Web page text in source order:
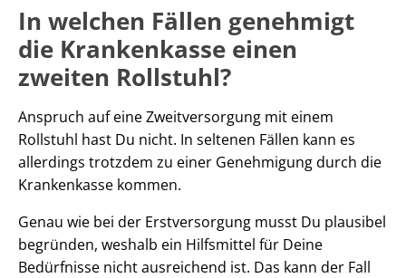
In welchen Fällen genehmigt
die Krankenkasse einen
zweiten Rollstuhl?
Anspruch auf eine Zweitversorgung mit einem
Rollstuhl hast Du nicht. In seltenen Fällen kann es
allerdings trotzdem zu einer Genehmigung durch die
Krankenkasse kommen.
Genau wie bei der Erstversorgung musst Du plausibel
begründen, weshalb ein Hilfsmittel für Deine
Bedürfnisse nicht ausreichend ist. Das kann der Fall